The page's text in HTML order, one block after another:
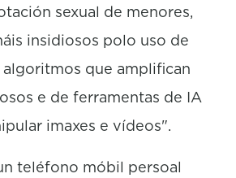
sexual de menores,
insidiosos polo uso de
que amplifican
e de ferramentas de IA
imaxes e vídeos".
teléfono móbil persoal